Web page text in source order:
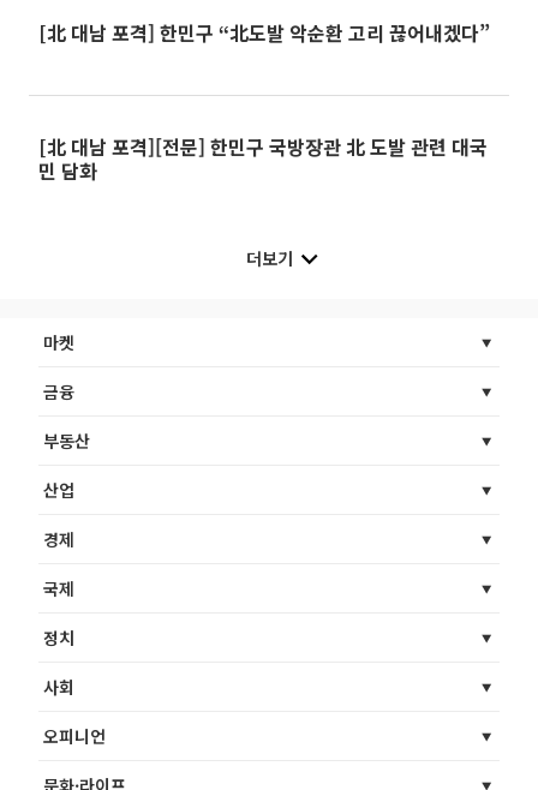
[北 대남 포격] 한민구 “北도발 악순환 고리 끊어내겠다”
[北 대남 포격][전문] 한민구 국방장관 北 도발 관련 대국
민 담화
더보기
마켓
금융
부동산
산업
경제
국제
정치
사회
오피니언
문화·라이프